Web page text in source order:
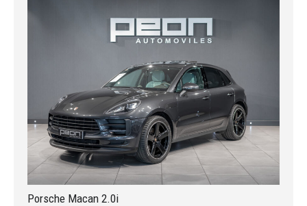
Porsche Macan 2.0i